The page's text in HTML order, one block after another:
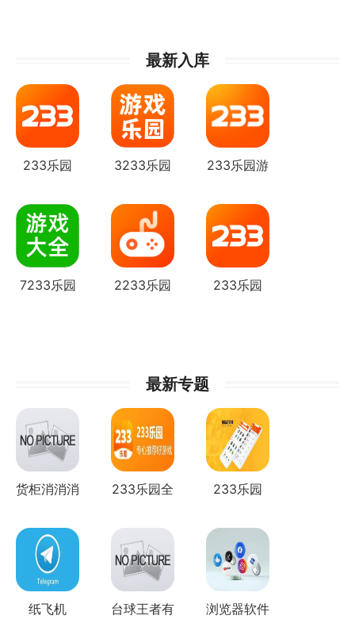
最新入库
233乐园 3233乐园
233乐园游
7233乐园 2233乐园 233乐园
最新专题
货柜消消消
233乐园全
233乐园
纸飞机
台球王者有
浏览器软件